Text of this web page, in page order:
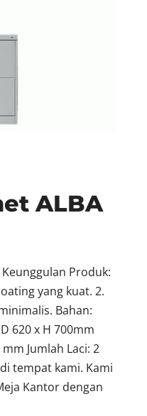
ALBA
Keunggulan Produk:
yang kuat. 2.
Bahan:
620 x H 700mm
Jumlah Laci: 2
tempat kami. Kami
Kantor dengan